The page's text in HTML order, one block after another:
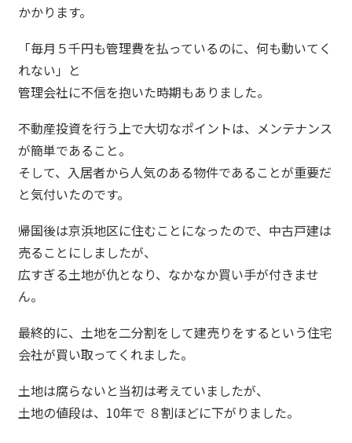
かかります。
「毎月５千円も管理費を払っているのに、何も動いてく
れない」と
管理会社に不信を抱いた時期もありました。
不動産投資を行う上で大切なポイントは、メンテナンス
が簡単であること。
そして、入居者から人気のある物件であることが重要だ
と気付いたのです。
帰国後は京浜地区に住むことになったので、中古戸建は
売ることにしましたが、
広すぎる土地が仇となり、なかなか買い手が付きませ
ん。
最終的に、土地を二分割をして建売りをするという住宅
会社が買い取ってくれました。
土地は腐らないと当初は考えていましたが、
土地の値段は、10年で ８割ほどに下がりました。